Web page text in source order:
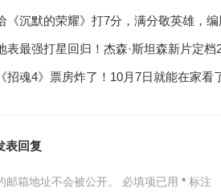
《沉默的荣耀》打7分，满分敬英雄，
表最强打星回归！杰森·斯坦森新片定档
《招魂4》票房炸了！10月7日就能在家看
表回复
邮箱地址不会被公开。 必填项已用 * 标注